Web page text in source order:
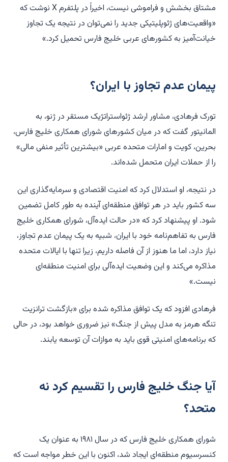
مشتاق بخشش و فراموشی نیست، اخیراً در پلتفرم X نوشت که
«واقعیت‌های ژئوپلیتیکی جدید را نمی‌توان در نتیجه یک تجاوز
خیانت‌آمیز به کشورهای عربی خلیج فارس تحمیل کرد.»
پیمان عدم تجاوز با ایران؟
تورک فرهادی، مشاور ارشد ژئواستراتژیک مستقر در ژنو، به
المانیتور گفت که در میان کشورهای شورای همکاری خلیج فارس،
بحرین، کویت و امارات متحده عربی «بیشترین تأثیر منفی مالی»
را از حملات ایران متحمل شده‌اند.
در نتیجه، او استدلال کرد که امنیت اقتصادی و سرمایه‌گذاری این
سه کشور باید در هر توافق منطقه‌ای آینده به طور کامل تضمین
شود. او پیشنهاد کرد که «در حالت ایده‌آل، شورای همکاری خلیج
فارس به تفاهم‌نامه خود با ایران، شبیه به یک پیمان عدم تجاوز،
نیاز دارد، اما ما هنوز از آن فاصله داریم، زیرا تنها با ایالات متحده
مذاکره می‌کند و این وضعیت ایده‌آلی برای امنیت منطقه‌ای
نیست.»
فرهادی افزود که یک توافق مذاکره شده برای «بازگشت ترانزیت
تنگه هرمز به مدل پیش از جنگ» نیز ضروری خواهد بود، در حالی
که برنامه‌های امنیتی قوی باید به موازات آن توسعه یابند.
آیا جنگ خلیج فارس را تقسیم کرد نه
متحد؟
شورای همکاری خلیج فارس که در سال ۱۹۸۱ به عنوان یک
کنسرسیوم منطقه‌ای ایجاد شد، اکنون با این خطر مواجه است که